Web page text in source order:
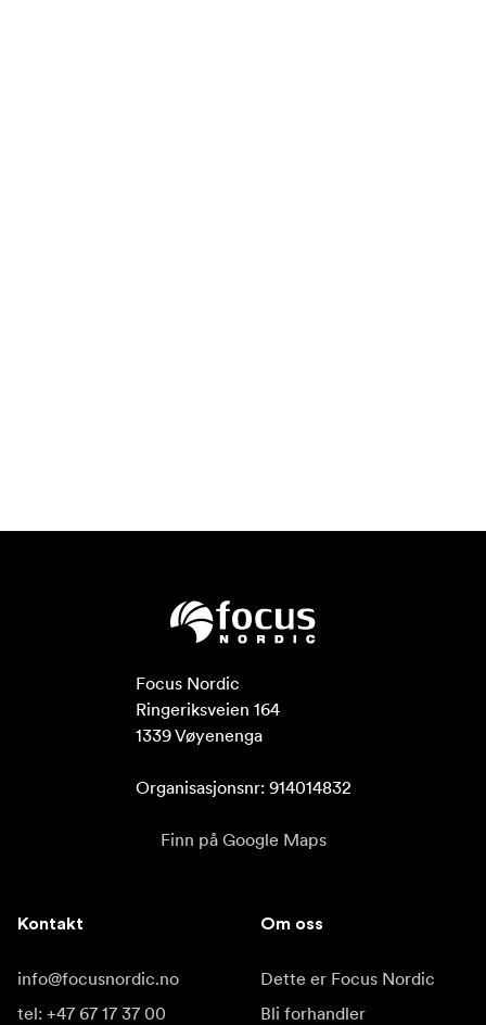
Focus Nordic
Ringeriksveien 164
1339 Vøyenenga
Organisasjonsnr: 914014832
Finn på Google Maps
Kontakt
info@focusnordic.no
tel: +47 67 17 37 00
Om oss
Dette er Focus Nordic
Bli forhandler